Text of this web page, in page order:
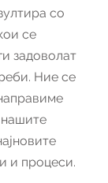
со
се
задоволат
Ние се
нашите
и процеси.